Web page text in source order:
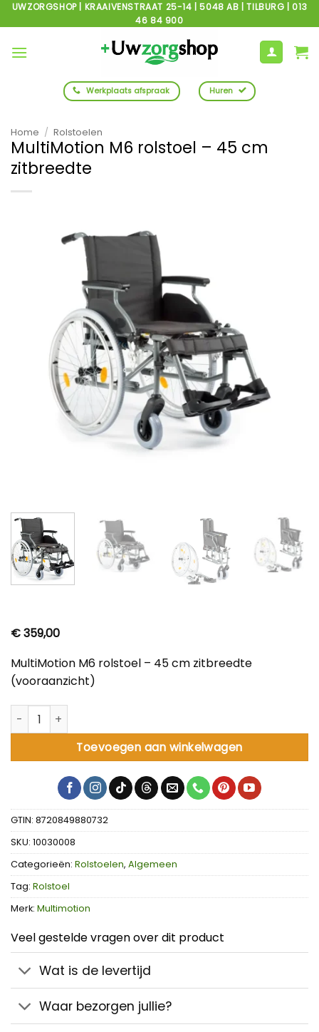
Ga
naar
inhoud
UWZORGSHOP | KRAAIVENSTRAAT 25-14 | 5048 AB | TILBURG | 013
46 84 900
Werkplaats afspraak Huren
Home / Rolstoelen
MultiMotion M6 rolstoel – 45 cm
zitbreedte
€359,00
MultiMotion M6 rolstoel – 45 cm zitbreedte
(vooraanzicht)
MultiMotion M6 rolstoel - 45 cm zitbreedte aantal
Toevoegen aan winkelwagen
GTIN: 8720849880732
SKU: 10030008
Categorieën: Rolstoelen, Algemeen
Tag: Rolstoel
Merk: Multimotion
Veel gestelde vragen over dit product
Wat is de levertijd
Waar bezorgen jullie?